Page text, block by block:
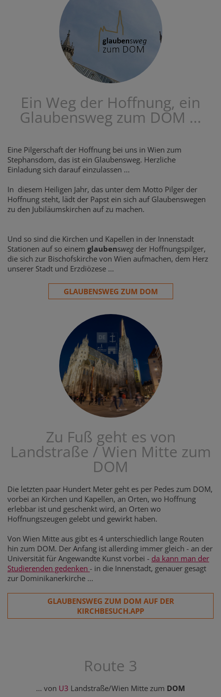
Ein Weg der Hoffnung, ein
Glaubensweg zum DOM ...
Eine Pilgerschaft der Hoffnung bei uns in Wien zum
Stephansdom, das ist ein Glaubensweg. Herzliche
Einladung sich darauf einzulassen ...
In diesem Heiligen Jahr, das unter dem Motto Pilger der
Hoffnung steht, lädt der Papst ein sich auf Glaubenswegen
zu den Jubiläumskirchen auf zu machen.
Und so sind die Kirchen und Kapellen in der Innenstadt
Stationen auf so einem glaubensweg der Hoffnungspilger,
die sich zur Bischofskirche von Wien aufmachen, dem Herz
unserer Stadt und Erzdiözese ...
GLAUBENSWEG ZUM DOM
Zu Fuß geht es von
Landstraße / Wien Mitte zum
DOM
Die letzten paar Hundert Meter geht es per Pedes zum DOM,
vorbei an Kirchen und Kapellen, an Orten, wo Hoffnung
erlebbar ist und geschenkt wird, an Orten wo
Hoffnungszeugen gelebt und gewirkt haben.
Von Wien Mitte aus gibt es 4 unterschiedlich lange Routen
hin zum DOM. Der Anfang ist allerding immer gleich - an der
Universität für Angewandte Kunst vorbei - da kann man der
Studierenden gedenken - in die Innenstadt, genauer gesagt
zur Dominikanerkirche ...
GLAUBENSWEG ZUM DOM AUF DER
KIRCHBESUCH.APP
Route 3
... von U3 Landstraße/Wien Mitte zum DOM